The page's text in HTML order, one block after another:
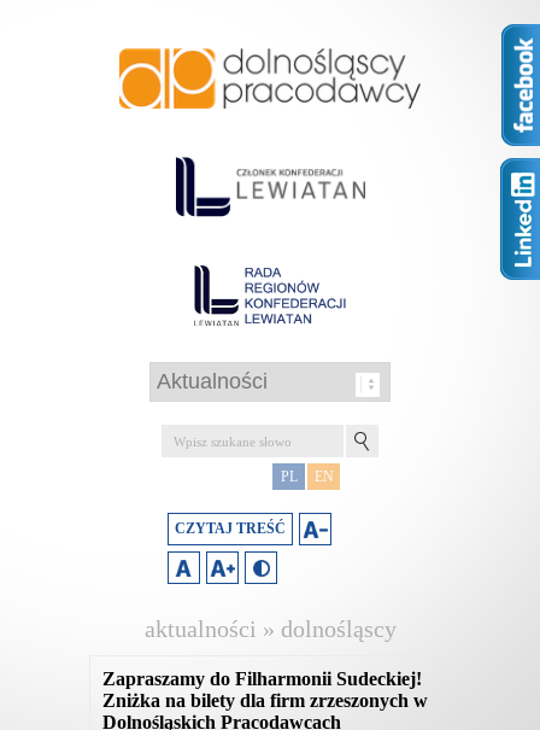
PL EN
CZYTAJ TREŚĆ
aktualności » dolnośląscy
Zapraszamy do Filharmonii Sudeckiej!
Zniżka na bilety dla firm zrzeszonych w
Dolnośląskich Pracodawcach